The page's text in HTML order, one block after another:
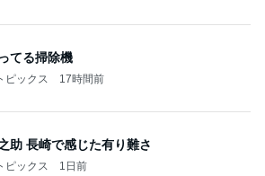
てる掃除機
ピックス 17時間前
助 長崎で感じた有り難さ
ピックス 1日前